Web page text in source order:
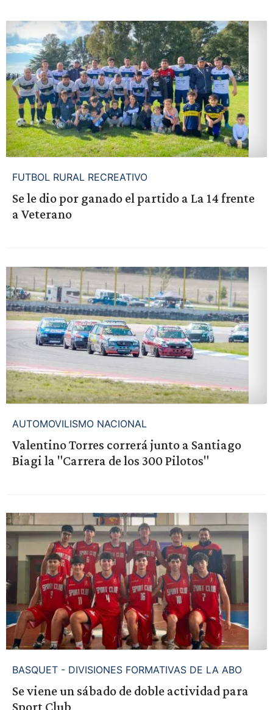
FUTBOL RURAL RECREATIVO
Se le dio por ganado el partido a La 14 frente
a Veterano
AUTOMOVILISMO NACIONAL
Valentino Torres correrá junto a Santiago
Biagi la "Carrera de los 300 Pilotos"
BASQUET - DIVISIONES FORMATIVAS DE LA ABO
Se viene un sábado de doble actividad para
Sport Club